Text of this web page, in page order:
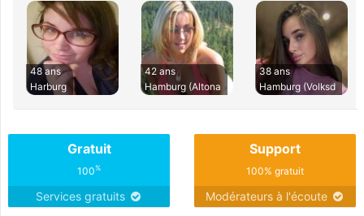
48 ans
Harburg
42 ans
Hamburg (Altona
38 ans
Hamburg (Volksd
Gratuit
100%
Services gratuits
Support
100% gratuit
Modérateurs à l'écoute